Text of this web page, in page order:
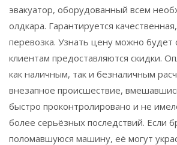
эвакуатор, оборудованный всем
олдкара. Гарантируется
перевозка. Узнать цену можно будет
клиентам предоставляются скидки.
как наличным, так и безналичным
внезапное происшествие,
быстро проконтролировано и не
более серьёзных последствий. Если
поломавшуюся машину, её могут